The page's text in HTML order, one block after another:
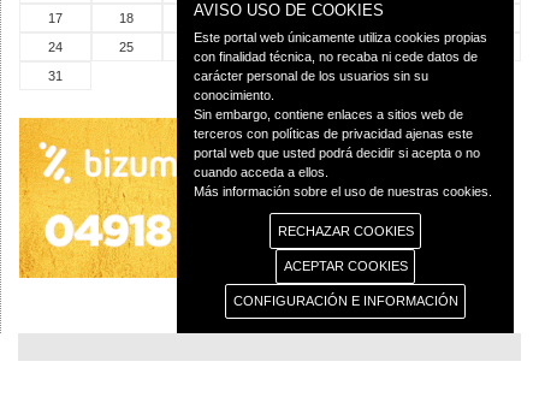
17
18 19 20 21
24
25 26 27 28 29
30
31
AVISO USO DE COOKIES
Este portal web únicamente utiliza cookies propias
con finalidad técnica, no recaba ni cede datos de
carácter personal de los usuarios sin su
conocimiento.
Sin embargo, contiene enlaces a sitios web de
terceros con políticas de privacidad ajenas este
portal web que usted podrá decidir si acepta o no
cuando acceda a ellos.
Más información sobre el uso de nuestras cookies.
RECHAZAR COOKIES
ACEPTAR COOKIES
CONFIGURACIÓN E INFORMACIÓN